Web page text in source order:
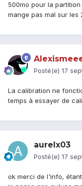
500mo pour la
mange pas mal sur les
Posté(e) 17
La calibration ne
temps à essayer de
aurelx03
Posté(e) 17
ok merci de l'info,